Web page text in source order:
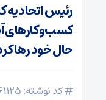
رئیس
کسب‌وکارهای
حال خود رها
کد نوشته: 161125